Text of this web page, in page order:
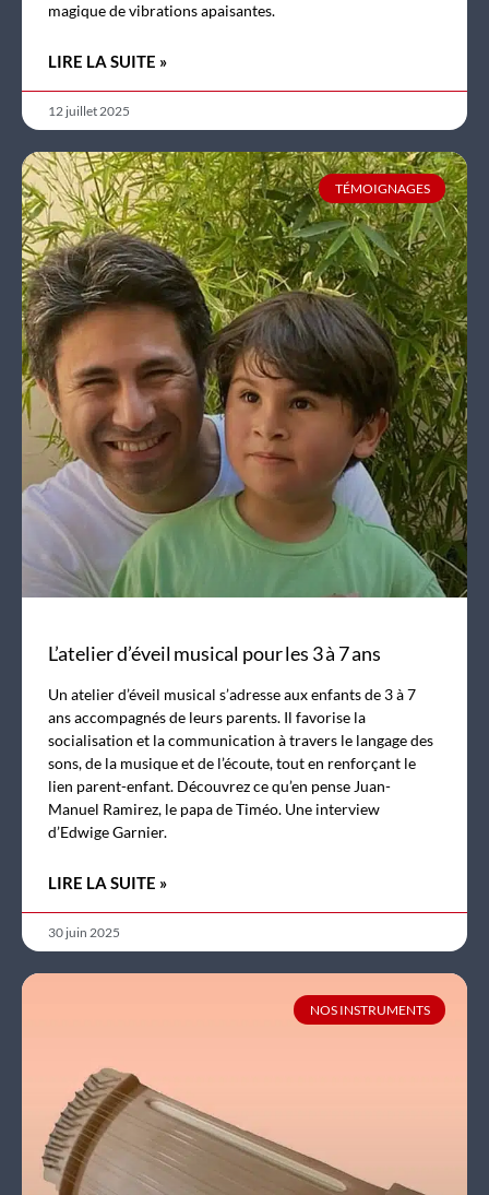
magique de vibrations apaisantes.
LIRE LA SUITE »
12 juillet 2025
TÉMOIGNAGES
L’atelier d’éveil musical pour les 3 à 7 ans
Un atelier d’éveil musical s’adresse aux enfants de 3 à 7
ans accompagnés de leurs parents. Il favorise la
socialisation et la communication à travers le langage des
sons, de la musique et de l’écoute, tout en renforçant le
lien parent-enfant. Découvrez ce qu’en pense Juan-
Manuel Ramirez, le papa de Timéo. Une interview
d’Edwige Garnier.
LIRE LA SUITE »
30 juin 2025
NOS INSTRUMENTS